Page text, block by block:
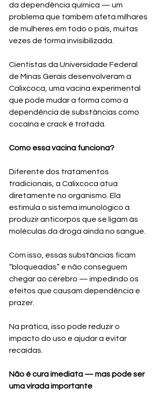
da dependência química — um
problema que também afeta milhares
de mulheres em todo o país, muitas
vezes de forma invisibilizada.
Cientistas da Universidade Federal
de Minas Gerais desenvolveram a
Calixcoca, uma vacina experimental
que pode mudar a forma como a
dependência de substâncias como
cocaína e crack é tratada.
Como essa vacina funciona?
Diferente dos tratamentos
tradicionais, a Calixcoca atua
diretamente no organismo. Ela
estimula o sistema imunológico a
produzir anticorpos que se ligam às
moléculas da droga ainda no sangue.
Com isso, essas substâncias ficam
“bloqueadas” e não conseguem
chegar ao cérebro — impedindo os
efeitos que causam dependência e
prazer.
Na prática, isso pode reduzir o
impacto do uso e ajudar a evitar
recaídas.
Não é cura imediata — mas pode ser
uma virada importante